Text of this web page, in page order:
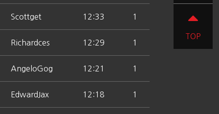
Scottget 12:33 1
Richardces 12:29 1
AngeloGog 12:21 1
EdwardJax 12:18 1
TOP